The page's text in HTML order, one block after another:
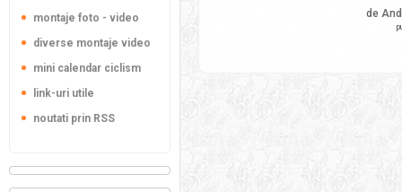
de
montaje foto - video
diverse montaje video
mini calendar ciclism
link-uri utile
noutati prin RSS